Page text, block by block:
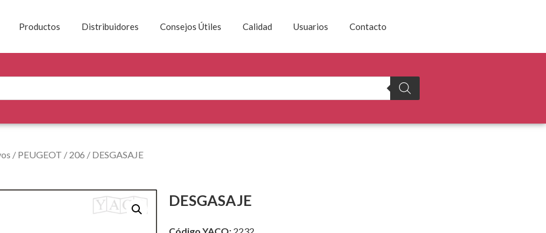
Productos Distribuidores Consejos Útiles Calidad Usuarios Contacto
/ PEUGEOT / 206 / DESGASAJE
DESGASAJE